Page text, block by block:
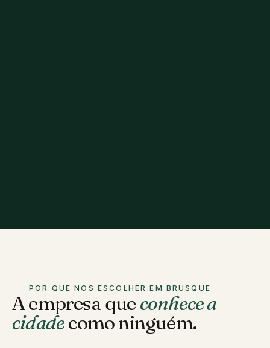
POR QUE NOS ESCOLHER EM BRUSQUE
A empresa que conhece a
cidadecomo ninguém.